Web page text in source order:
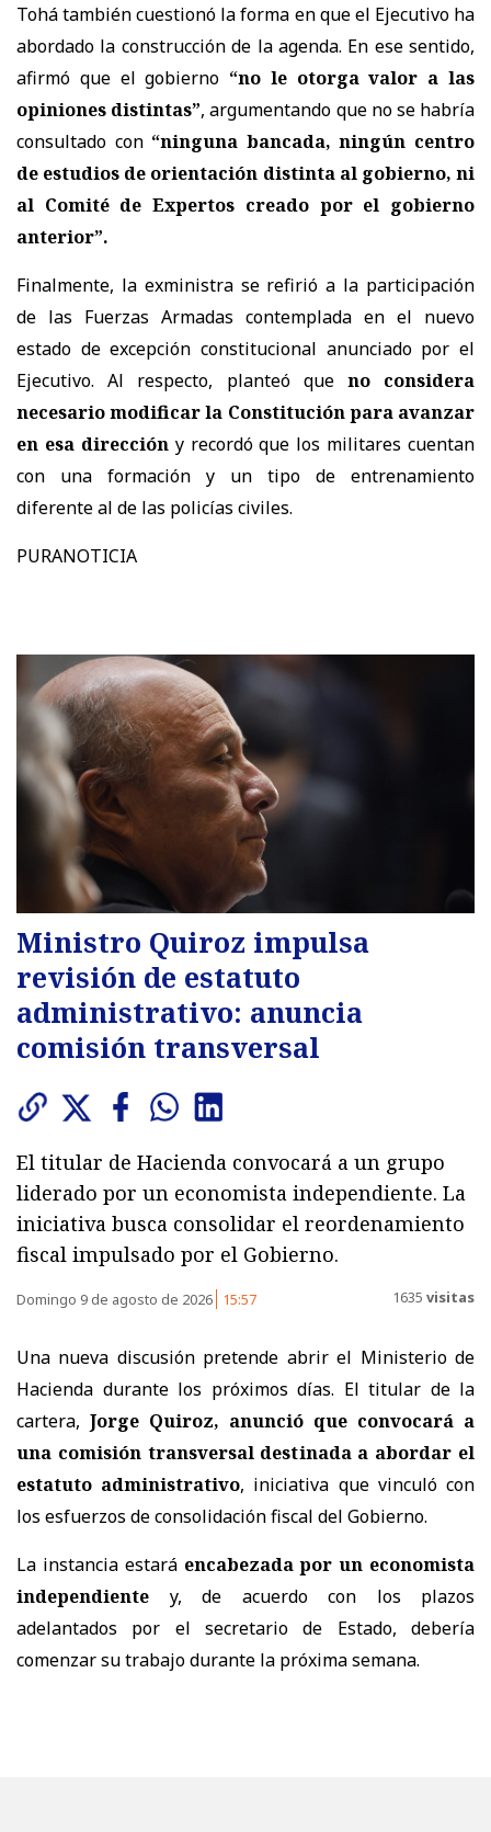
Tohá también cuestionó la forma en que el Ejecutivo ha
abordado la construcción de la agenda. En ese sentido,
afirmó que el gobierno “no le otorga valor a las
opiniones distintas”, argumentando que no se habría
consultado con “ninguna bancada, ningún centro
de estudios de orientación distinta al gobierno, ni
al Comité de Expertos creado por el gobierno
anterior”.
Finalmente, la exministra se refirió a la participación
de las Fuerzas Armadas contemplada en el nuevo
estado de excepción constitucional anunciado por el
Ejecutivo. Al respecto, planteó que no considera
necesario modificar la Constitución para avanzar
en esa direccióny recordó que los militares cuentan
con una formación y un tipo de entrenamiento
diferente al de las policías civiles.
PURANOTICIA
Ministro Quiroz impulsa
revisión de estatuto
administrativo: anuncia
comisión transversal
El titular de Hacienda convocará a un grupo
liderado por un economista independiente. La
iniciativa busca consolidar el reordenamiento
fiscal impulsado por el Gobierno.
Domingo 9 de agosto de 2026 15:57 1635 visitas
Una nueva discusión pretende abrir el Ministerio de
Hacienda durante los próximos días. El titular de la
cartera, Jorge Quiroz, anunció que convocará a
una comisión transversal destinada a abordar el
estatuto administrativo, iniciativa que vinculó con
los esfuerzos de consolidación fiscal del Gobierno.
La instancia estará encabezada por un economista
independiente y, de acuerdo con los plazos
adelantados por el secretario de Estado, debería
comenzar su trabajo durante la próxima semana.